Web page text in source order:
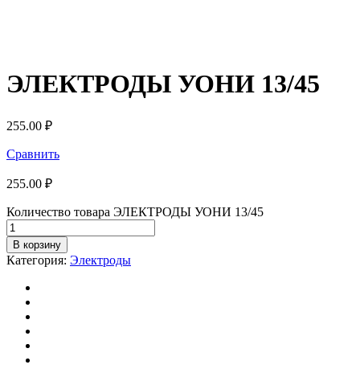
ЭЛЕКТРОДЫ УОНИ 13/45
255.00 ₽
Сравнить
255.00 ₽
Количество товара ЭЛЕКТРОДЫ УОНИ 13/45
В корзину
Категория: Электроды